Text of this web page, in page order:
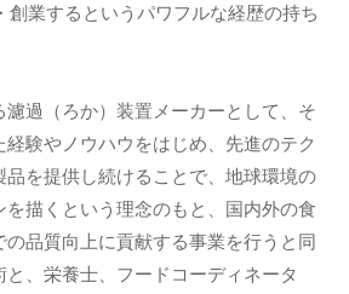
創業するというパワフルな経歴の持ち
過（ろか）装置メーカーとして、そ
験やノウハウをはじめ、先進のテク
品を提供し続けることで、地球環境の
を描くという理念のもと、国内外の食
品質向上に貢献する事業を行うと同
、栄養士、フードコーディネータ